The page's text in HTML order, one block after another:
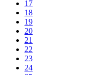
17
18
19
20
21
22
23
24